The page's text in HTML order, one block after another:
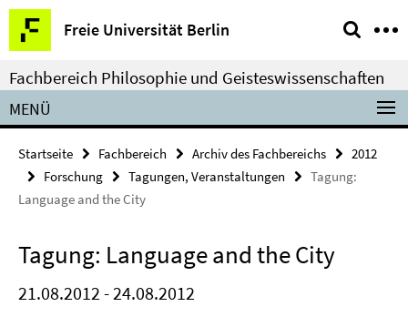
Springe
direkt
zu
Inhalt
Freie Universität Berlin
Service-
Navigation
Fachbereich Philosophie und Geisteswissenschaften
MENÜ
Startseite Fachbereich Archiv des Fachbereichs
2012
Forschung
Tagungen, Veranstaltungen
Tagung:
Language and the City
Tagung: Language and the City
21.08.2012 - 24.08.2012